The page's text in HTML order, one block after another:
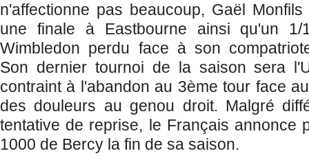
n'affectionne pas beaucoup, Gaël
une finale à Eastbourne ainsi qu'un
Wimbledon perdu face à son
Son dernier tournoi de la saison sera
contraint à l'abandon au 3ème tour face
des douleurs au genou droit. Malgré
tentative de reprise, le Français annonce
1000 de Bercy la fin de sa saison.